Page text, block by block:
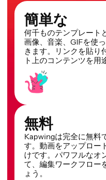
簡単な
何千ものテンプレート
画像、音楽、GIFを使
きます。リンクを貼り
ト上のコンテンツを用
無料
Kapwingは完全に無料
す。動画をアップロー
けです。パワフルなオ
て、編集ワークフロー
ょう。